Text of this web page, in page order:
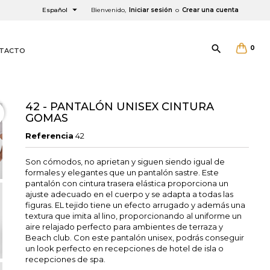
Bienvenido, Iniciar sesión o Crear una cuenta
Español 
0

42 - PANTALÓN UNISEX CINTURA
GOMAS
Referencia 42
Son cómodos, no aprietan y siguen siendo igual de
formales y elegantes que un pantalón sastre. Este
pantalón con cintura trasera elástica proporciona un
ajuste adecuado en el cuerpo y se adapta a todas las
figuras. EL tejido tiene un efecto arrugado y además una
textura que imita al lino, proporcionando al uniforme un
aire relajado perfecto para ambientes de terraza y
Beach club. Con este pantalón unisex, podrás conseguir
un look perfecto en recepciones de hotel de isla o
recepciones de spa.
×××